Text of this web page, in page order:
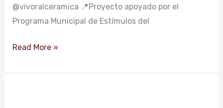
@vivoralceramica 📍Proyecto apoyado por el
Programa Municipal de Estímulos del
Read More »